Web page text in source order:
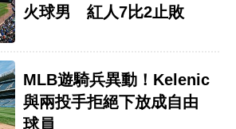
火球男 紅人7比2止敗
MLB遊騎兵異動！Kelenic
與兩投手拒絕下放成自由
球員